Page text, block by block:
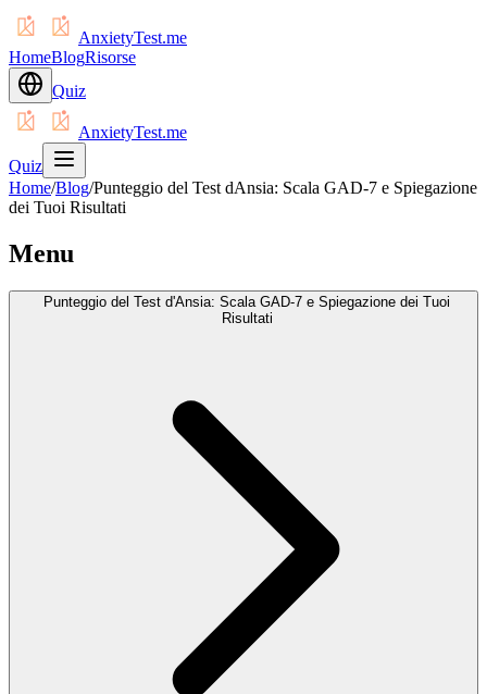
AnxietyTest.me
HomeBlogRisorse
Quiz
AnxietyTest.me
Quiz
Home/Blog/Punteggio del Test dAnsia: Scala GAD-7 e Spiegazione
dei Tuoi Risultati
Menu
Punteggio del Test d'Ansia: Scala GAD-7 e Spiegazione dei Tuoi
Risultati